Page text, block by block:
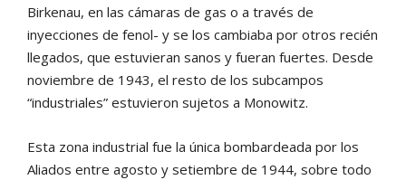
Birkenau, en las cámaras de gas o a través de
inyecciones de fenol- y se los cambiaba por otros recién
llegados, que estuvieran sanos y fueran fuertes. Desde
noviembre de 1943, el resto de los subcampos
“industriales” estuvieron sujetos a Monowitz.
Esta zona industrial fue la única bombardeada por los
Aliados entre agosto y setiembre de 1944, sobre todo